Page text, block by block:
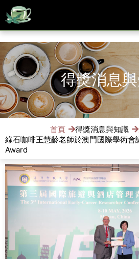
[手機/平板選擇頁面, 請點選螢幕左上
得獎消息
首頁 得獎消息與知識
綠石咖啡王慧齡老師於澳門國際學術
Award